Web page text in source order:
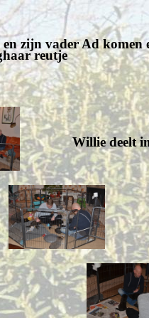
zijn vader Ad
reutje
Willie deelt